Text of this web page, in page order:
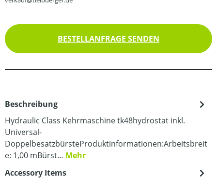
BESTELLANFRAGE SENDEN
Beschreibung
Hydraulic Class Kehrmaschine tk48hydrostat inkl.
Universal-
DoppelbesatzbürsteProduktinformationen:Arbeitsbreit
e: 1,00 mBürst… Mehr
Accessory Items